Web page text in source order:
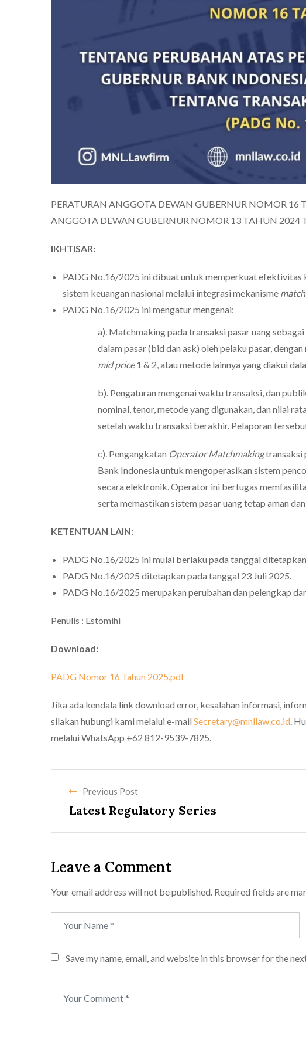
PERATURAN ANGGOTA DEWAN GUBERNUR NOMOR
ANGGOTA DEWAN GUBERNUR NOMOR 13 TAHUN 2024
IKHTISAR:
PADG No.16/2025 ini dibuat untuk memperkuat efektivitas
sistem keuangan nasional melalui integrasi mekanisme
PADG No.16/2025 ini mengatur mengenai:
a). Matchmaking pada transaksi pasar uang
dalam pasar (bid dan ask) oleh pelaku pasar,
mid price1 & 2, atau metode lainnya yang diakui
b). Pengaturan mengenai waktu transaksi, dan
nominal, tenor, metode yang digunakan, dan nilai
setelah waktu transaksi berakhir. Pelaporan
c). Pengangkatan Operator Matchmakingtransaksi
Bank Indonesia untuk mengoperasikan sistem
secara elektronik. Operator ini bertugas
serta memastikan sistem pasar uang tetap aman
KETENTUAN LAIN:
PADG No.16/2025 ini mulai berlaku pada tanggal
PADG No.16/2025 ditetapkan pada tanggal 23 Juli 2025.
PADG No.16/2025 merupakan perubahan dan pelengkap
Penulis : Estomihi
Download:
PADG Nomor 16 Tahun 2025.pdf
Jika ada kendala link download error, kesalahan informasi,
silakan hubungi kami melalui e-mail Secretary@mnllaw.co.id.
melalui WhatsApp +62 812-9539-7825.
Previous Post
Latest Regulatory Series
Leave a Comment
Your email address will not be published. Required fields are
Save my name, email, and website in this browser for the